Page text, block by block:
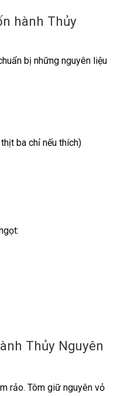
hành Thủy
bị những nguyên liệu
ba chỉ nếu thích)
Thủy Nguyên
rảo. Tôm giữ nguyên vỏ